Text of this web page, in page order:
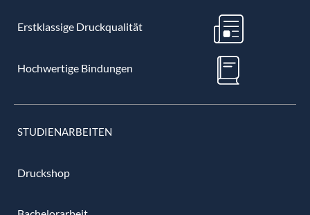
Erstklassige Druckqualität
Hochwertige Bindungen
STUDIENARBEITEN
Druckshop